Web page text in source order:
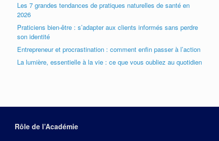
Les 7 grandes tendances de pratiques naturelles de santé en
2026
Praticiens bien-être : s’adapter aux clients informés sans perdre
son identité
Entrepreneur et procrastination : comment enfin passer à l’action
La lumière, essentielle à la vie : ce que vous oubliez au quotidien
Rôle de l’Académie